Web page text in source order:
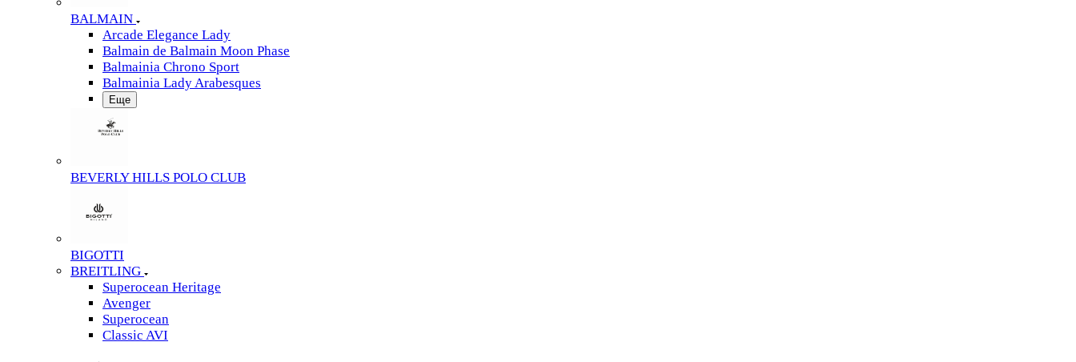
BALMAIN
Arcade Elegance Lady
Balmain de Balmain Moon Phase
Balmainia Chrono Sport
Balmainia Lady Arabesques
Еще
BEVERLY HILLS POLO CLUB
BIGOTTI
BREITLING
Superocean Heritage
Avenger
Superocean
Classic AVI